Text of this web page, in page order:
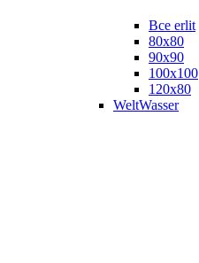
Все erlit
80x80
90x90
100x100
120x80
WeltWasser